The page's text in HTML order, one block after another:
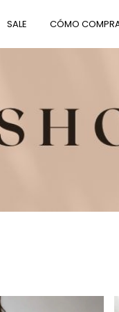
SALE CÓMO